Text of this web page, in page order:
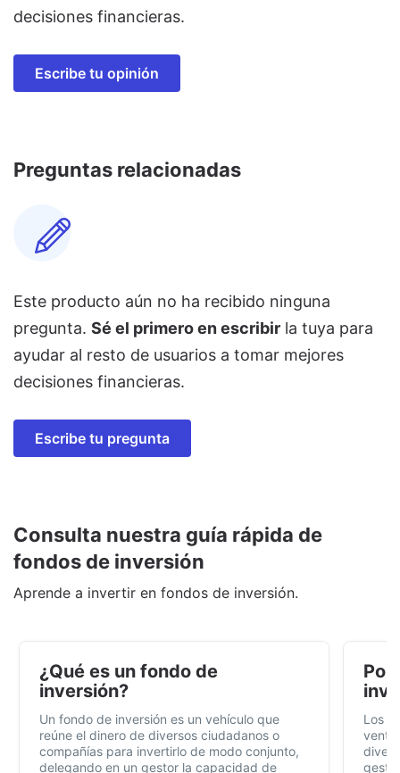
decisiones financieras.
Escribe tu opinión
Preguntas relacionadas
Este producto aún no ha recibido ninguna
pregunta. Sé el primero en escribir la tuya para
ayudar al resto de usuarios a tomar mejores
decisiones financieras.
Escribe tu pregunta
Consulta nuestra guía rápida de
fondos de inversión
Aprende a invertir en fondos de inversión.
¿Qué es un fondo de
inversión?
Un fondo de inversión es un vehículo que
reúne el dinero de diversos ciudadanos o
compañías para invertirlo de modo conjunto,
delegando en un gestor la capacidad de
Por
Los